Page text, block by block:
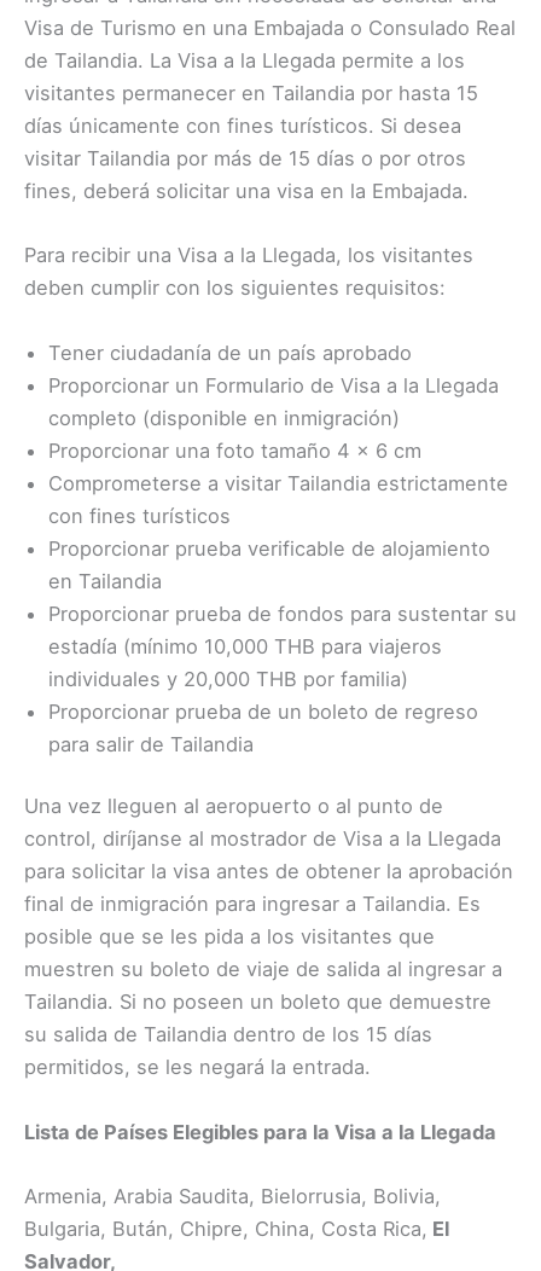
Visa de Turismo en una Embajada o Consulado Real
de Tailandia. La Visa a la Llegada permite a los
visitantes permanecer en Tailandia por hasta 15
días únicamente con fines turísticos. Si desea
visitar Tailandia por más de 15 días o por otros
fines, deberá solicitar una visa en la Embajada.
Para recibir una Visa a la Llegada, los visitantes
deben cumplir con los siguientes requisitos:
Tener ciudadanía de un país aprobado
Proporcionar un Formulario de Visa a la Llegada
completo (disponible en inmigración)
Proporcionar una foto tamaño 4 x 6 cm
Comprometerse a visitar Tailandia estrictamente
con fines turísticos
Proporcionar prueba verificable de alojamiento
en Tailandia
Proporcionar prueba de fondos para sustentar su
estadía (mínimo 10,000 THB para viajeros
individuales y 20,000 THB por familia)
Proporcionar prueba de un boleto de regreso
para salir de Tailandia
Una vez lleguen al aeropuerto o al punto de
control, diríjanse al mostrador de Visa a la Llegada
para solicitar la visa antes de obtener la aprobación
final de inmigración para ingresar a Tailandia. Es
posible que se les pida a los visitantes que
muestren su boleto de viaje de salida al ingresar a
Tailandia. Si no poseen un boleto que demuestre
su salida de Tailandia dentro de los 15 días
permitidos, se les negará la entrada.
Lista de Países Elegibles para la Visa a la Llegada
Armenia, Arabia Saudita, Bielorrusia, Bolivia,
Bulgaria, Bután, Chipre, China, Costa Rica, El
Salvador,